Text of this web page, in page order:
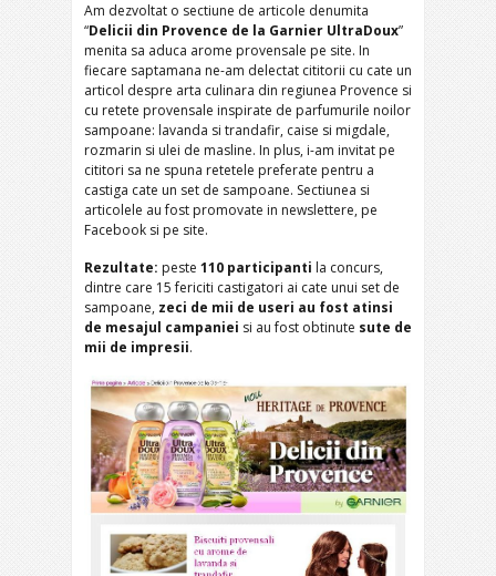
Am dezvoltat o sectiune de articole denumita
“Delicii din Provence de la Garnier UltraDoux”
menita sa aduca arome provensale pe site. In
fiecare saptamana ne-am delectat cititorii cu cate un
articol despre arta culinara din regiunea Provence si
cu retete provensale inspirate de parfumurile noilor
sampoane: lavanda si trandafir, caise si migdale,
rozmarin si ulei de masline. In plus, i-am invitat pe
cititori sa ne spuna retetele preferate pentru a
castiga cate un set de sampoane. Sectiunea si
articolele au fost promovate in newslettere, pe
Facebook si pe site.
Rezultate: peste 110 participanti la concurs,
dintre care 15 fericiti castigatori ai cate unui set de
sampoane, zeci de mii de useri au fost atinsi
de mesajul campaniei si au fost obtinute sute de
mii de impresii.